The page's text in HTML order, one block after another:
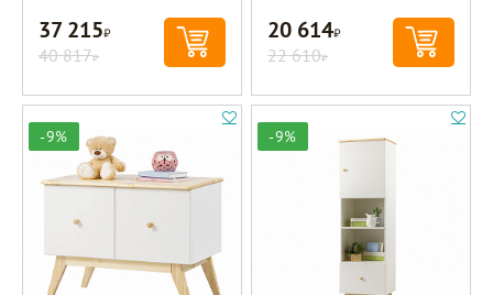
37 215Р
40 817Р
20 614Р
22 610Р
-9% -9%